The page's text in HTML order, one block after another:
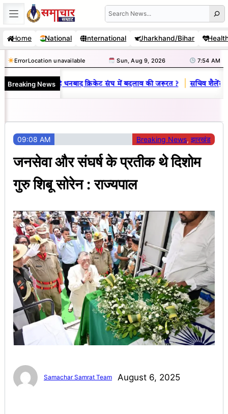
Skip
to
content
Search
Home National International Jharkhand/Bihar
ErrorLocation unavailable Sun, Aug 9, 2026 7:54 AM
Breaking News
राज : जानें क्यों है धनबाद क्रिकेट संघ में बदलाव की जरूरत ? | सचिव शैलेंद्र
09:08 AM Breaking News, झारखंड
जनसेवा और संघर्ष के प्रतीक थे दिशोम
गुरु शिबू सोरेन : राज्यपाल
Samachar Samrat Team August 6, 2025